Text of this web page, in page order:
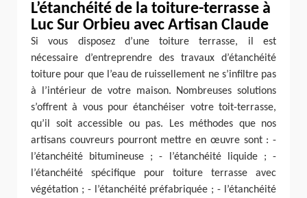
L’étanchéité de la toiture-terrasse à
Luc Sur Orbieu avec Artisan Claude
Si vous disposez d’une toiture terrasse, il est
nécessaire d’entreprendre des travaux d’étanchéité
toiture pour que l’eau de ruissellement ne s’infiltre pas
à l’intérieur de votre maison. Nombreuses solutions
s’offrent à vous pour étanchéiser votre toit-terrasse,
qu’il soit accessible ou pas. Les méthodes que nos
artisans couvreurs pourront mettre en œuvre sont : -
l’étanchéité bitumineuse ; - l’étanchéité liquide ; -
l’étanchéité spécifique pour toiture terrasse avec
végétation ; - l’étanchéité préfabriquée ; - l’étanchéité